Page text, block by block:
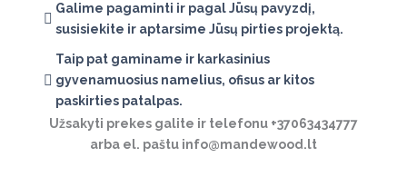
Galime pagaminti ir pagal Jūsų pavyzdį,
susisiekite ir aptarsime Jūsų pirties projektą.
Taip pat gaminame ir karkasinius
gyvenamuosius namelius, ofisus ar kitos
paskirties patalpas.
Užsakyti prekes galite ir telefonu +37063434777
arba el. paštu info@mandewood.lt